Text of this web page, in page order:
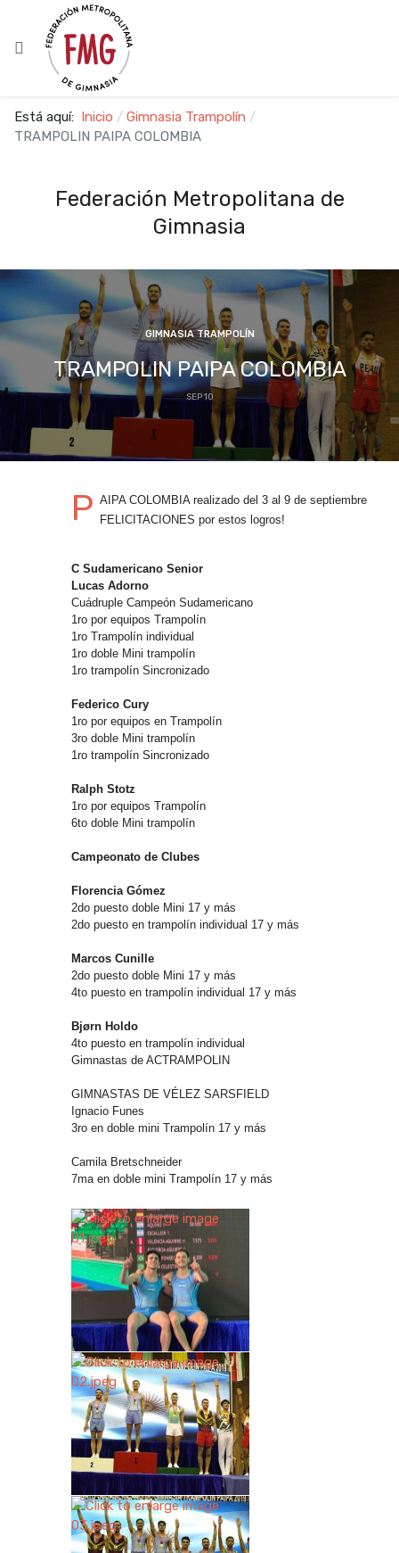
Está aquí: Inicio
Gimnasia Trampolín
TRAMPOLIN PAIPA COLOMBIA
Federación Metropolitana de
Gimnasia
GIMNASIA TRAMPOLÍN
TRAMPOLIN PAIPA COLOMBIA
SEP 10
P AIPA COLOMBIA realizado del 3 al 9 de septiembre
FELICITACIONES por estos logros!
C Sudamericano Senior
Lucas Adorno
Cuádruple Campeón Sudamericano
1ro por equipos Trampolín
1ro Trampolín individual
1ro doble Mini trampolín
1ro trampolín Sincronizado
Federico Cury
1ro por equipos en Trampolín
3ro doble Mini trampolín
1ro trampolín Sincronizado
Ralph Stotz
1ro por equipos Trampolín
6to doble Mini trampolín
Campeonato de Clubes
Florencia Gómez
2do puesto doble Mini 17 y más
2do puesto en trampolín individual 17 y más
Marcos Cunille
2do puesto doble Mini 17 y más
4to puesto en trampolín individual 17 y más
Bjørn Holdo
4to puesto en trampolín individual
Gimnastas de ACTRAMPOLIN
GIMNASTAS DE VÉLEZ SARSFIELD
Ignacio Funes
3ro en doble mini Trampolín 17 y más
Camila Bretschneider
7ma en doble mini Trampolín 17 y más